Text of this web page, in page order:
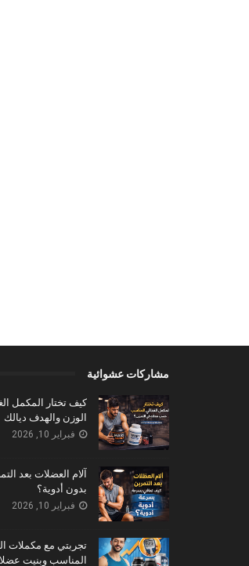
مشاركات عشوائية
كيف تختار المكمل
الوزن والهدف ديالك
فبراير 10, 2026
آلام العضلات بعد
بدون أدوية؟
فبراير 10, 2026
تجربتي مع مكملات
المناسب وبنيت